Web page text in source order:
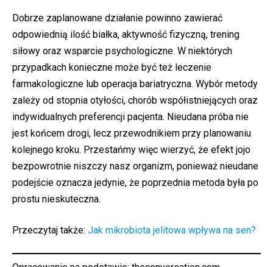
Dobrze zaplanowane działanie powinno zawierać
odpowiednią ilość białka, aktywność fizyczną, trening
siłowy oraz wsparcie psychologiczne. W niektórych
przypadkach konieczne może być też leczenie
farmakologiczne lub operacja bariatryczna. Wybór metody
zależy od stopnia otyłości, chorób współistniejących oraz
indywidualnych preferencji pacjenta. Nieudana próba nie
jest końcem drogi, lecz przewodnikiem przy planowaniu
kolejnego kroku. Przestańmy więc wierzyć, że efekt jojo
bezpowrotnie niszczy nasz organizm, ponieważ nieudane
podejście oznacza jedynie, że poprzednia metoda była po
prostu nieskuteczna.
Przeczytaj także: Jak mikrobiota jelitowa wpływa na sen?